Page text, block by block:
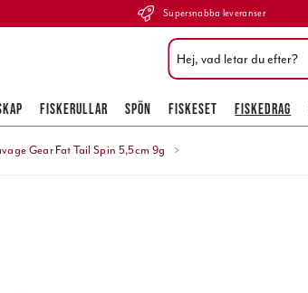
Supersnabba leveranser
FISKERULLAR SPÖN FISKESET FISKEDRAG
Gear Fat Tail Spin 5,5cm 9g